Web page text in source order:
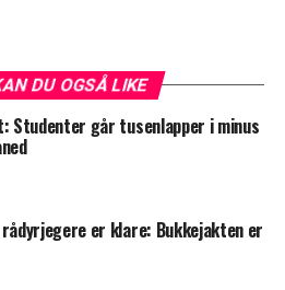
DU OGSÅ LIKE
Studenter går tusenlapper i minus
er klare: Bukkejakten er